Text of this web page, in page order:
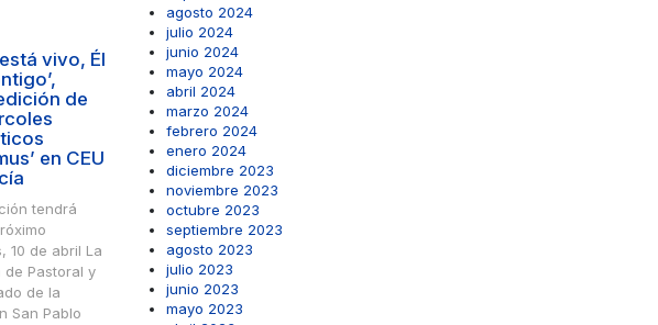
vivo, Él
de
en CEU
tendrá
10 de abril La
de Pastoral y
de la
San Pablo
agosto 2024
julio 2024
junio 2024
mayo 2024
abril 2024
marzo 2024
febrero 2024
enero 2024
diciembre 2023
noviembre 2023
octubre 2023
septiembre 2023
agosto 2023
julio 2023
junio 2023
mayo 2023